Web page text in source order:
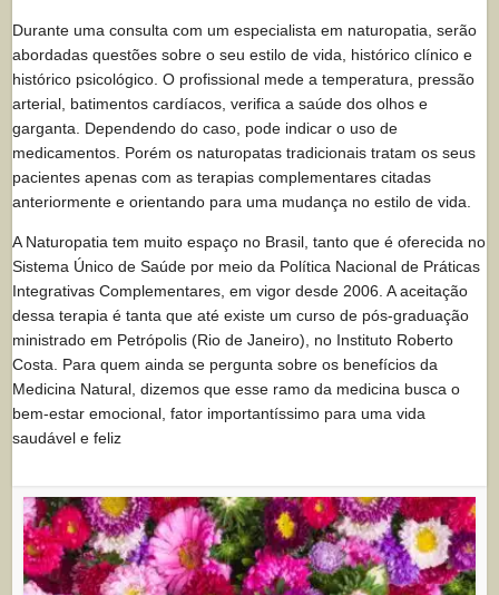
Durante uma consulta com um especialista em naturopatia, serão
abordadas questões sobre o seu estilo de vida, histórico clínico e
histórico psicológico. O profissional mede a temperatura, pressão
arterial, batimentos cardíacos, verifica a saúde dos olhos e
garganta. Dependendo do caso, pode indicar o uso de
medicamentos. Porém os naturopatas tradicionais tratam os seus
pacientes apenas com as terapias complementares citadas
anteriormente e orientando para uma mudança no estilo de vida.
A Naturopatia tem muito espaço no Brasil, tanto que é oferecida no
Sistema Único de Saúde por meio da Política Nacional de Práticas
Integrativas Complementares, em vigor desde 2006. A aceitação
dessa terapia é tanta que até existe um curso de pós-graduação
ministrado em Petrópolis (Rio de Janeiro), no Instituto Roberto
Costa. Para quem ainda se pergunta sobre os benefícios da
Medicina Natural, dizemos que esse ramo da medicina busca o
bem-estar emocional, fator importantíssimo para uma vida
saudável e feliz